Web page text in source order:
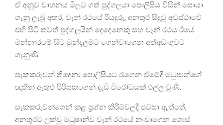
ඒ අනුව වාහනය මිලට ගත් පුද්ගලයා පොලිසිය විසින් සොයා
ගැනු ලැබූ අතර, වෑන් රථයේ රියදුරු, අනතුර සිදුවූ අවස්ථාවේ
එහි සිටි තවත් පුද්ගලයින් දෙදෙනෙකු සහ වෑන් රථය ඊයේ
මන්නාරමේ සිට මුන්දලමට ගෙන්වාගෙන අත්අඩංගුවට
ගැනුණි.
සැකකරුවන් තිදෙනා පොලිසියට රැගෙන ඒමේදී මධුෂාන්ගේ
ඥාතීන් ඇතුළු පිරිසකගෙන් දැඩි විරෝධයක් එල්ල වුණි.
සැකකරුවන්ගෙන් කළ ප්‍රශ්න කිරීම්වලදී පවසා ඇත්තේ,
අනතුරට ලක්වූ මධුෂාන්ව වෑන් රථයේ නංවාගෙන ගොස්